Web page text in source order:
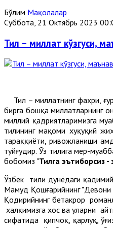
Бўлим Мақолалар
Суббота, 21 Октябрь 2023
Тил – миллат кўзгуси,
Тил – миллатнинг фахри,
бирга бошқа миллатларнинг
миллий қадриятларимизга
тилининг мақоми хуқуқий
тараққиёти, ривожланиши
туйғудир. Ўз тилига меҳр-
бобомиз "Тилга эътиборсиз -
Ўзбек тили дунёдаги
Маҳмуд Қошғарийнинг
Қодирийнинг бетакрор
халқимизга хос ва уларни
сифатида қипчоқ, қарлуқ,